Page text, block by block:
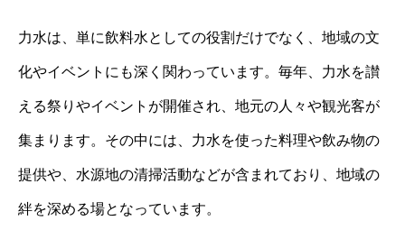
力水は、単に飲料水としての役割だけでなく、地域の文
化やイベントにも深く関わっています。毎年、力水を讃
える祭りやイベントが開催され、地元の人々や観光客が
集まります。その中には、力水を使った料理や飲み物の
提供や、水源地の清掃活動などが含まれており、地域の
絆を深める場となっています。